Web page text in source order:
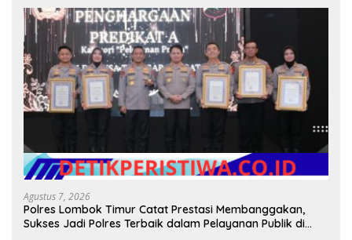
Agustus 7, 2026
Polres Lombok Timur Catat Prestasi Membanggakan,
Sukses Jadi Polres Terbaik dalam Pelayanan Publik di